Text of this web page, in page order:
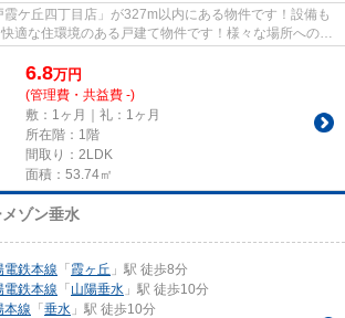
霞ケ丘四丁目店」が327m以内にある物件です！設備も
適な住環境のある戸建て物件です！様々な場所へのア
利用...
6.8万円
(管理費・共益費 -)
敷：1ヶ月｜礼：1ヶ月
所在階：1階
間取り：2LDK
面積：53.74㎡
ゾン垂水
電鉄本線 「 霞ヶ丘 」駅 徒歩8分
電鉄本線 「 山陽垂水 」駅 徒歩10分
本線 「 垂水 」駅 徒歩10分